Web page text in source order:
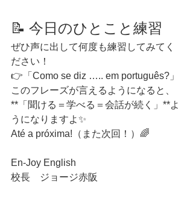
📝 今日のひとこと練習
ぜひ声に出して何度も練習してみてく
ださい！
👉「Como se diz ….. em português?」
このフレーズが言えるようになると、
**「聞ける＝学べる＝会話が続く」**よ
うになりますよ✨
Até a próxima!（また次回！）🌈
En-Joy English
校長　ジョージ赤阪